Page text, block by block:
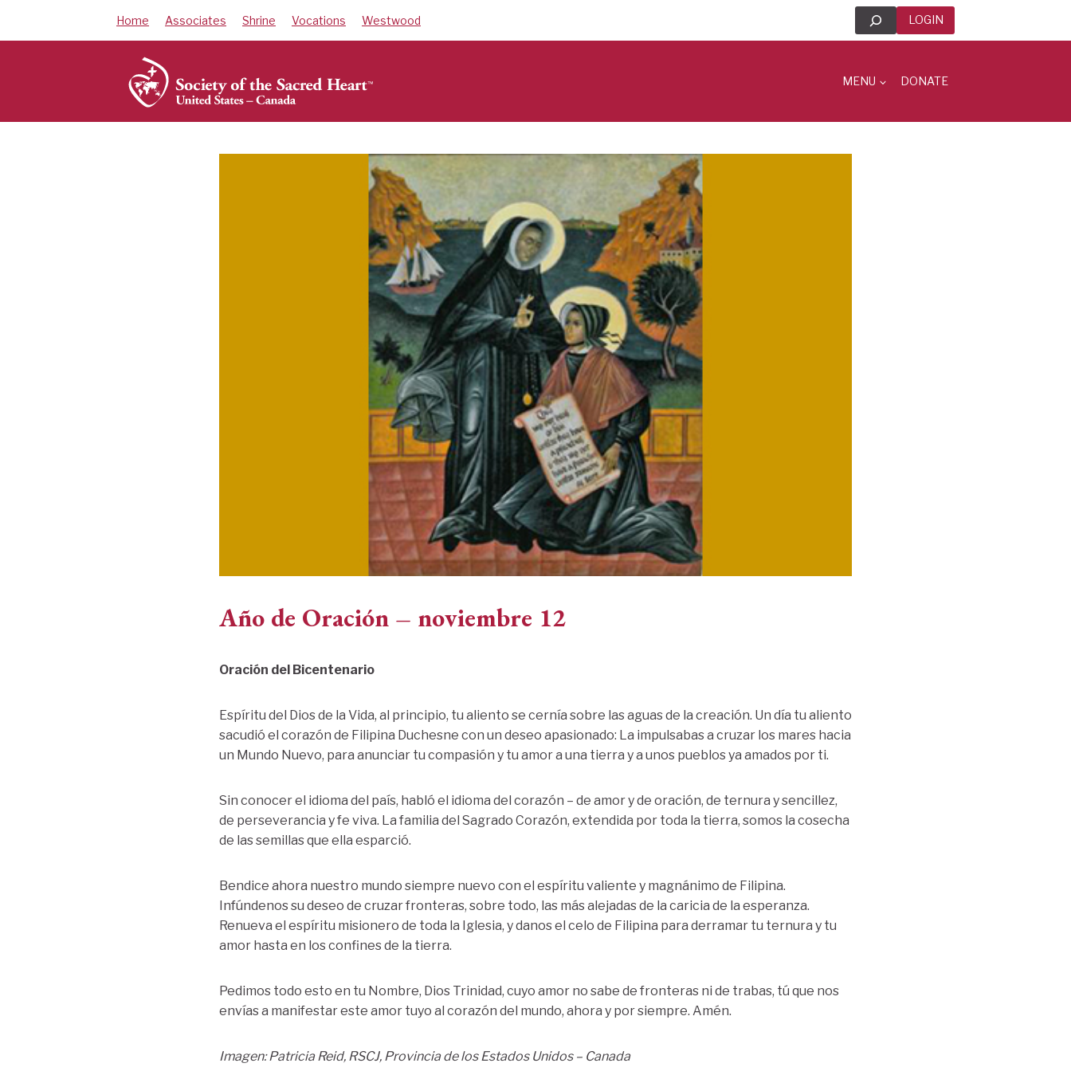
Home Associates Shrine Vocations Westwood Search LOGIN
MENU DONATE
Año de Oración – noviembre 12
Oración del Bicentenario
Espíritu del Dios de la Vida, al principio, tu aliento se cernía sobre las aguas de la creación. Un día tu aliento
sacudió el corazón de Filipina Duchesne con un deseo apasionado: La impulsabas a cruzar los mares hacia
un Mundo Nuevo, para anunciar tu compasión y tu amor a una tierra y a unos pueblos ya amados por ti.
Sin conocer el idioma del país, habló el idioma del corazón – de amor y de oración, de ternura y sencillez,
de perseverancia y fe viva. La familia del Sagrado Corazón, extendida por toda la tierra, somos la cosecha
de las semillas que ella esparció.
Bendice ahora nuestro mundo siempre nuevo con el espíritu valiente y magnánimo de Filipina.
Infúndenos su deseo de cruzar fronteras, sobre todo, las más alejadas de la caricia de la esperanza.
Renueva el espíritu misionero de toda la Iglesia, y danos el celo de Filipina para derramar tu ternura y tu
amor hasta en los confines de la tierra.
Pedimos todo esto en tu Nombre, Dios Trinidad, cuyo amor no sabe de fronteras ni de trabas, tú que nos
envías a manifestar este amor tuyo al corazón del mundo, ahora y por siempre. Amén.
Imagen: Patricia Reid, RSCJ, Provincia de los Estados Unidos – Canada